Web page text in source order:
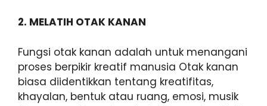
2. MELATIH OTAK KANAN
Fungsi otak kanan adalah untuk menangani
proses berpikir kreatif manusia Otak kanan
biasa diidentikkan tentang kreatifitas,
khayalan, bentuk atau ruang, emosi, musik